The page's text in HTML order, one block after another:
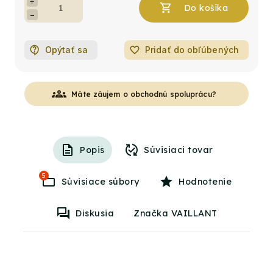
−
Opýtať sa favorite_border Pridať do obľúbených
groups Máte záujem o obchodnú spoluprácu?
Popis Súvisiaci tovar
5
Súvisiace súbory Hodnotenie
Diskusia Značka VAILLANT